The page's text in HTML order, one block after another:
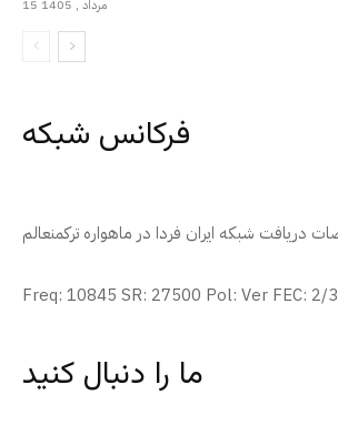
15 مرداد , 1405
فرکانس شبکه
Freq: 10845 SR: 27500 Pol: Ver FEC: 2/3
ما را دنبال کنید